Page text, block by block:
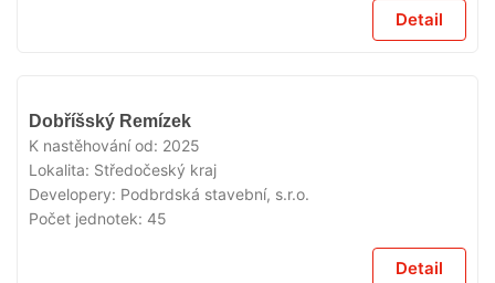
Detail
Dobříšský Remízek
K nastěhování od: 2025
Lokalita: Středočeský kraj
Developery: Podbrdská stavební, s.r.o.
Počet jednotek: 45
Detail